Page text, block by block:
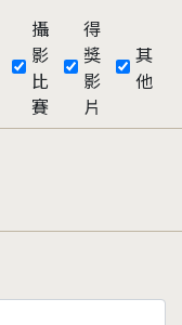
攝
影
比
賽
得
獎
影
片
其
他